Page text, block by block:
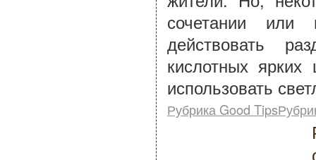
сочетании
действовать
кислотных
использовать
Рубрика Good